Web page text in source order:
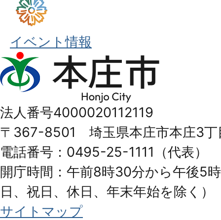
イベント情報
本
庄
Honjo
City
法人番号4000020112119
〒367-8501 埼玉県本庄市本庄3丁
電話番号：0495-25-1111（代表）
開庁時間：午前8時30分から午後5
日、祝日、休日、年末年始を除く）
サイトマップ